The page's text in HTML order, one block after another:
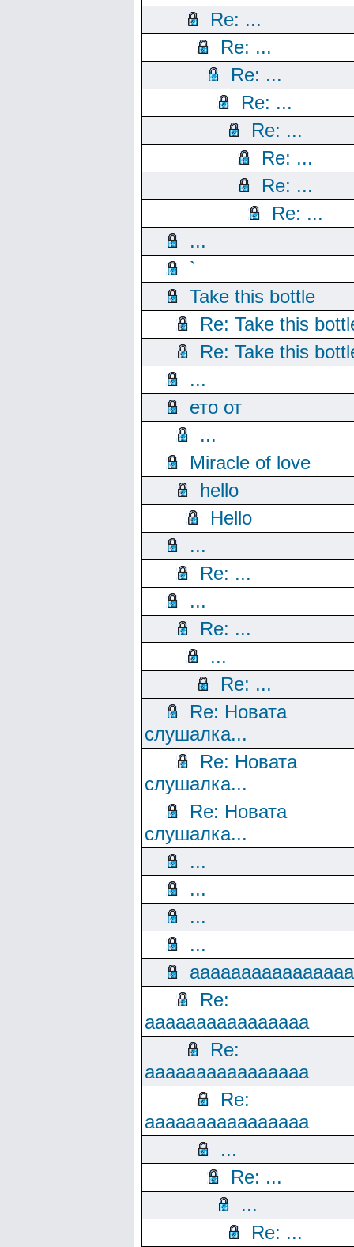
Re: ...
Re: ...
Re: ...
Re: ...
Re: ...
Re: ...
Re: ...
Re: ...
...
`
Take this bottle
Re: Take this
Re: Take this
...
ето от
...
Miracle of love
hello
Hello
...
Re: ...
...
Re: ...
...
Re: ...
Re: Новата
слушалка...
Re: Новата
слушалка...
Re: Новата
слушалка...
...
...
...
...
aaaaaaaaaaaaaaaa
Re:
aaaaaaaaaaaaaaaa
Re:
aaaaaaaaaaaaaaaa
Re:
aaaaaaaaaaaaaaaa
...
Re: ...
...
Re: ...